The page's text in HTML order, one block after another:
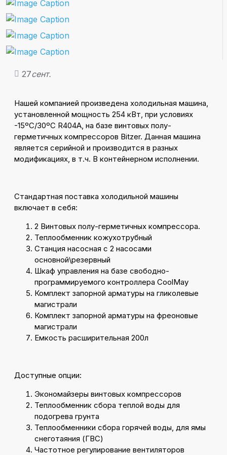
27сент.
Нашей компанией произведена холодильная машина,
установленной мощность 254 кВт, при условиях
-15ºС/30ºС R404A, на базе винтовых полу-
герметичных компрессоров Bitzer. Данная машина
является серийной и производится в разных
модификациях, в т.ч. В контейнерном исполнении.
Стандартная поставка холодильной машины
включает в себя:
2 Винтовых полу-герметичных компрессора.
Теплообменник кожухотрубный
Станция насосная с 2 насосами
основной\резервный
Шкаф управления на базе свободно-
программируемого контроллера CoolMay
Комплект запорной арматуры на гликолевые
магистрали
Комплект запорной арматуры на фреоновые
магистрали
Емкость расширительная 200л
Доступные опции:
Экономайзеры винтовых компрессоров
Теплообменник сбора теплой воды для
подогрева грунта
Теплообменники сбора горячей воды, для ямы
снеготаяния (ГВС)
Частотное регулирование вентиляторов